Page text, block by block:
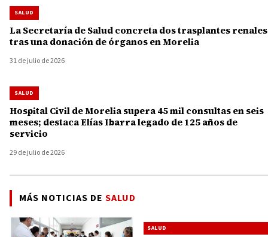
SALUD
La Secretaría de Salud concreta dos trasplantes renales
tras una donación de órganos en Morelia
31 de julio de 2026
SALUD
Hospital Civil de Morelia supera 45 mil consultas en seis
meses; destaca Elías Ibarra legado de 125 años de
servicio
29 de julio de 2026
MÁS NOTICIAS DE SALUD
SALUD